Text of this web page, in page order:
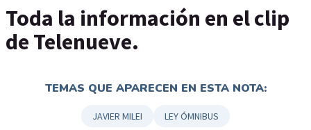
Toda la información en el clip
de Telenueve.
TEMAS QUE APARECEN EN ESTA NOTA:
JAVIER MILEI LEY ÓMNIBUS